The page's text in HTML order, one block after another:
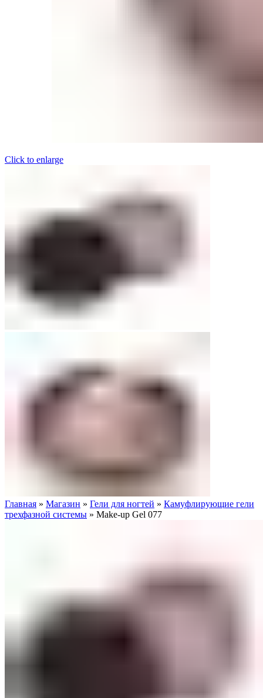
Click to enlarge
Главная » Магазин » Гели для ногтей » Камуфлирующие гели
трехфазной системы » Make-up Gel 077